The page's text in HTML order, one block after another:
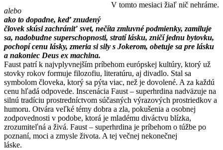
V tomto mesiaci žiaľ nič nehráme.
alebo
ako to dopadne, keď znudený
človek skúsi zachrániť svet, nečíta zmluvné podmienky, zamiluje
sa, nadobudne superschopnosti, stratí lásku, zničí jednu bytovku,
pochopí cenu lásky, zmeria si sily s Jokerom, obetuje sa pre lásku
a nakoniec Deus ex machina.
Faust patrí k najvplyvnejším príbehom európskej kultúry, ktorý už
stovky rokov formuje filozofiu, literatúru, aj divadlo. Stal sa
symbolom človeka, ktorý sa pýta viac, než je dovolené. A za každú
cenu hľadá odpovede. Inscenácia Faust – superhrdina nadväzuje na
silnú tradíciu prostredníctvom súčasných výrazových prostriedkov a
humoru. Otvára veľké témy dobra a zla, pokušenia a osobnej
zodpovednosti v podobe, ktorá je mladému diváctvu blízka,
zrozumiteľná a živá. Faust – superhrdina je príbehom o túžbe po
poznaní, moci a zmysle života. A tej večnej nekonečnej
láske.